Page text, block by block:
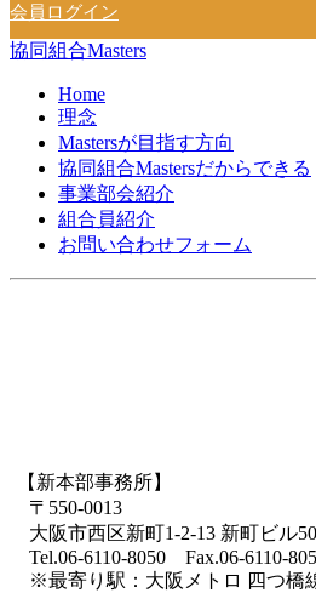
会員ログイン
協同組合Masters
Home
理念
Mastersが目指す方向
協同組合Mastersだからできる
事業部会紹介
組合員紹介
お問い合わせフォーム
【新本部事務所】
〒550-0013
大阪市西区新町1-2-13 新町ビル
Tel.06-6110-8050 Fax.06-6110-
※最寄り駅：大阪メトロ 四つ橋